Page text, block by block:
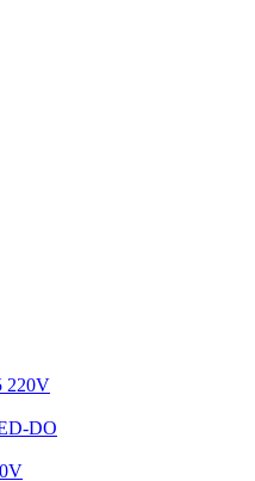
220V
DO